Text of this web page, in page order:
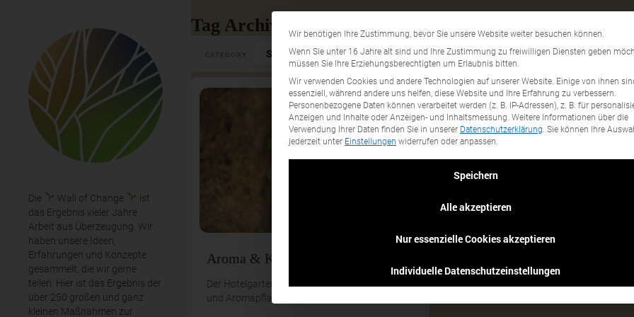
Die Wall of Change
ist
das Ergebnis vieler Jahre
Arbeit aus Überzeugung. Wir
haben unsere Ideen,
Erfahrungen und Konzepte
gesammelt, die wir gerne
teilen. Hier ist das Ergebnis der
über 250 großen und ganz
kleinen Maßnahmen zur
Tag Archives: Eigenanbau
Select Category...
Aroma & Kräuter
Der Hotelgarten hat eine Vielzahl von Kräutern
und Aromapflanzen.
Wir benötigen Ihre Zustimmung, bevor Sie unsere Website weiter besuchen können.
Wenn Sie unter 16 Jahre alt sind und Ihre Zustimmung zu freiwilligen Diensten geben
müssen Sie Ihre Erziehungsberechtigten um Erlaubnis bitten.
Wir verwenden Cookies und andere Technologien auf unserer Website. Einige von ihnen
essenziell, während andere uns helfen, diese Website und Ihre Erfahrung zu verbessern.
Personenbezogene Daten können verarbeitet werden (z. B. IP-Adressen), z. B. für
Anzeigen und Inhalte oder Anzeigen- und Inhaltsmessung. Weitere Informationen über die
Verwendung Ihrer Daten finden Sie in unserer Datenschutzerklärung. Sie können Ihre
jederzeit unter Einstellungen widerrufen oder anpassen.
Speichern
Alle akzeptieren
Nur essenzielle Cookies akzeptieren
Individuelle Datenschutzeinstellungen